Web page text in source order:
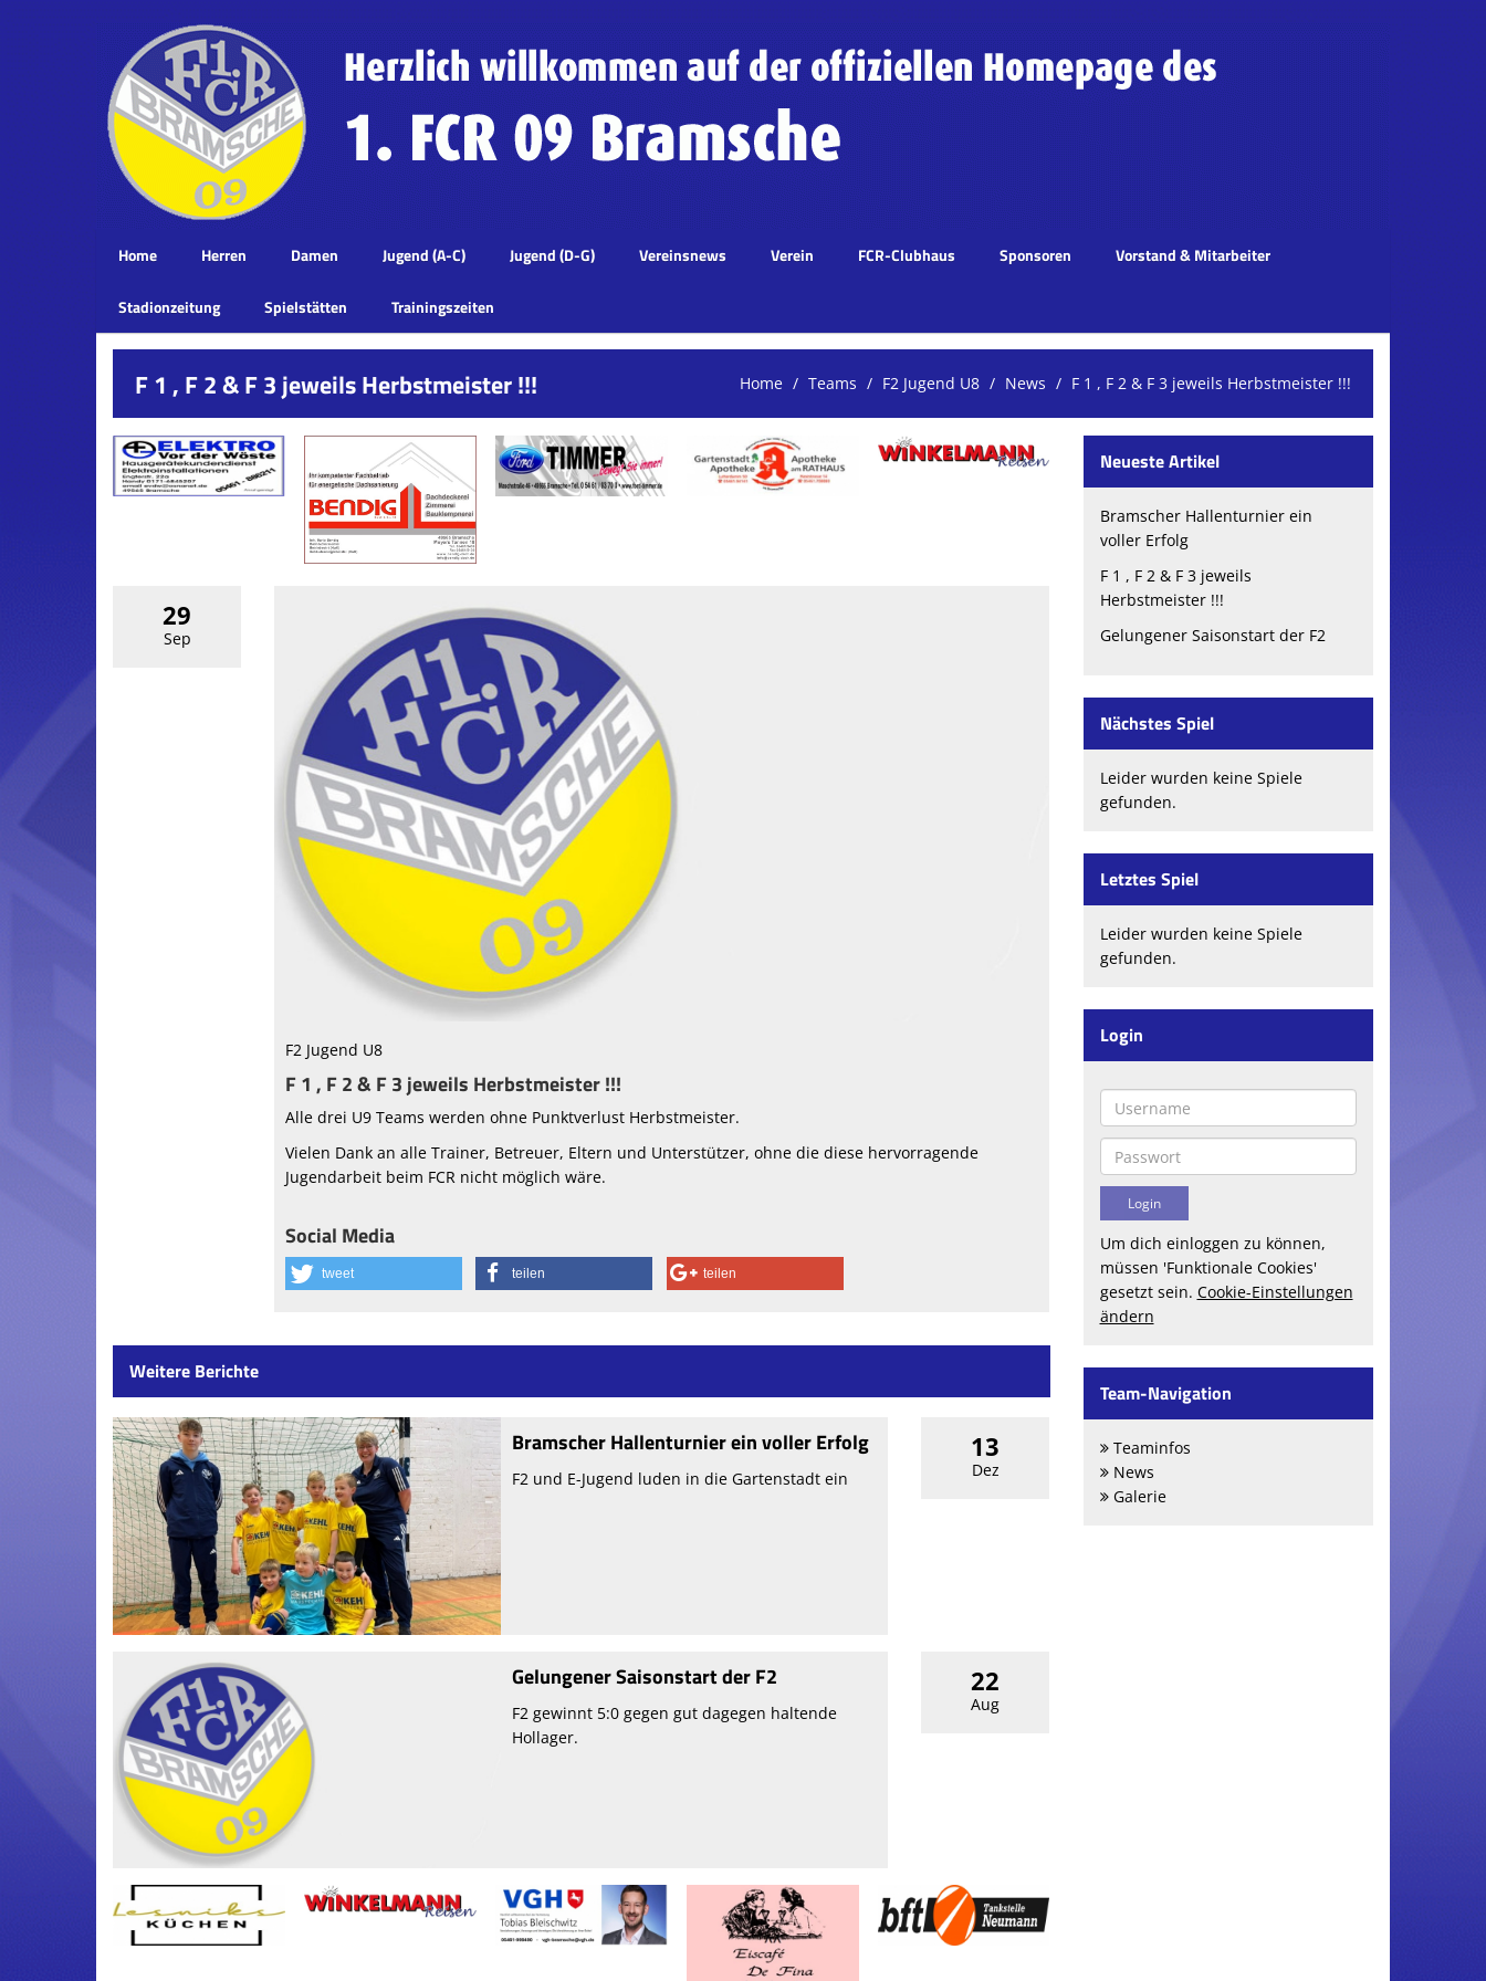
Home Herren Damen Jugend (A-C) Jugend (D-G) Vereinsnews Verein FCR-Clubhaus Sponsoren Vorstand & Mitarbeiter
Stadionzeitung Spielstätten Trainingszeiten
F 1 , F 2 & F 3 jeweils Herbstmeister !!! Home Teams F2 Jugend U8 News F 1 , F 2 & F 3 jeweils Herbstmeister !!!
29
Sep
F2 Jugend U8
F 1 , F 2 & F 3 jeweils Herbstmeister !!!
Alle drei U9 Teams werden ohne Punktverlust Herbstmeister.
Vielen Dank an alle Trainer, Betreuer, Eltern und Unterstützer, ohne die diese hervorragende
Jugendarbeit beim FCR nicht möglich wäre.
Social Media
tweet teilen teilen
Weitere Berichte
Bramscher Hallenturnier ein voller Erfolg
F2 und E-Jugend luden in die Gartenstadt ein
13
Dez
Gelungener Saisonstart der F2
F2 gewinnt 5:0 gegen gut dagegen haltende
Hollager.
22
Aug
Neueste Artikel
Bramscher Hallenturnier ein
voller Erfolg
F 1 , F 2 & F 3 jeweils
Herbstmeister !!!
Gelungener Saisonstart der F2
Nächstes Spiel
Leider wurden keine Spiele
gefunden.
Letztes Spiel
Leider wurden keine Spiele
gefunden.
Login
Um dich einloggen zu können,
müssen 'Funktionale Cookies'
gesetzt sein. Cookie-Einstellungen
ändern
Team-Navigation
Teaminfos
News
Galerie